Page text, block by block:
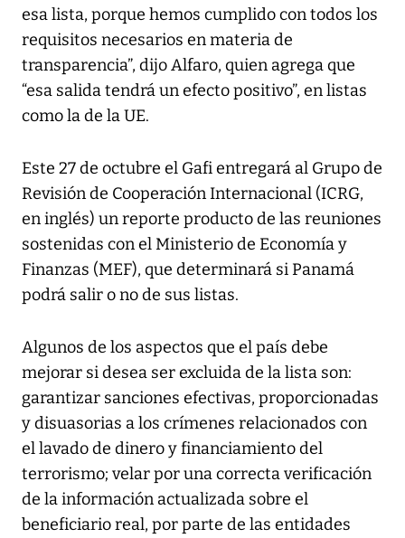
esa lista, porque hemos cumplido con todos los
requisitos necesarios en materia de
transparencia”, dijo Alfaro, quien agrega que
“esa salida tendrá un efecto positivo”, en listas
como la de la UE.
Este 27 de octubre el Gafi entregará al Grupo de
Revisión de Cooperación Internacional (ICRG,
en inglés) un reporte producto de las reuniones
sostenidas con el Ministerio de Economía y
Finanzas (MEF), que determinará si Panamá
podrá salir o no de sus listas.
Algunos de los aspectos que el país debe
mejorar si desea ser excluida de la lista son:
garantizar sanciones efectivas, proporcionadas
y disuasorias a los crímenes relacionados con
el lavado de dinero y financiamiento del
terrorismo; velar por una correcta verificación
de la información actualizada sobre el
beneficiario real, por parte de las entidades